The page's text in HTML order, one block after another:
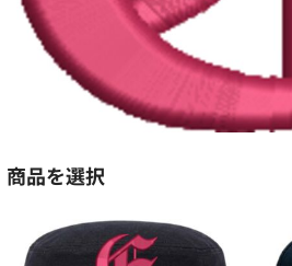
商品を選択